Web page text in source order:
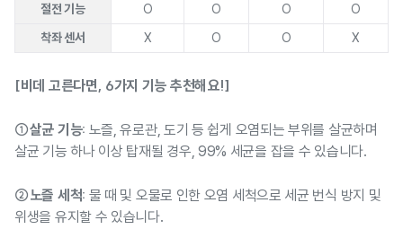
절전 기능 O O O O
착좌 센서 X O O X
[비데 고른다면, 6가지 기능 추천해요!]
①살균 기능: 노즐, 유로관, 도기 등 쉽게 오염되는 부위를 살균하며
살균 기능 하나 이상 탑재될 경우, 99% 세균을 잡을 수 있습니다.
②노즐 세척: 물 때 및 오물로 인한 오염 세척으로 세균 번식 방지 및
위생을 유지할 수 있습니다.